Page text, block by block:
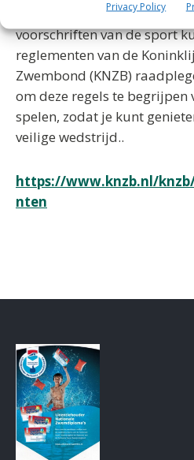
Privacy Policy
waterpolo. Voor meer
voorschriften van de sport
reglementen van de
Zwembond (KNZB)
om deze regels te
spelen, zodat je kunt
veilige wedstrijd..
https://www.knzb.nl/
nten